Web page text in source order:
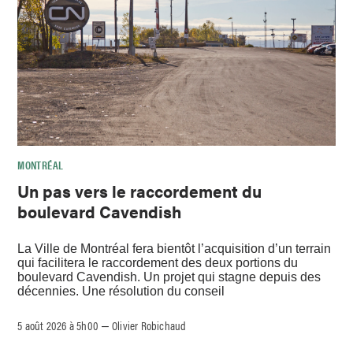
MONTRÉAL
Un pas vers le raccordement du
boulevard Cavendish
La Ville de Montréal fera bientôt l’acquisition d’un terrain
qui facilitera le raccordement des deux portions du
boulevard Cavendish. Un projet qui stagne depuis des
décennies. Une résolution du conseil
5 août 2026 à 5h00 –Olivier Robichaud